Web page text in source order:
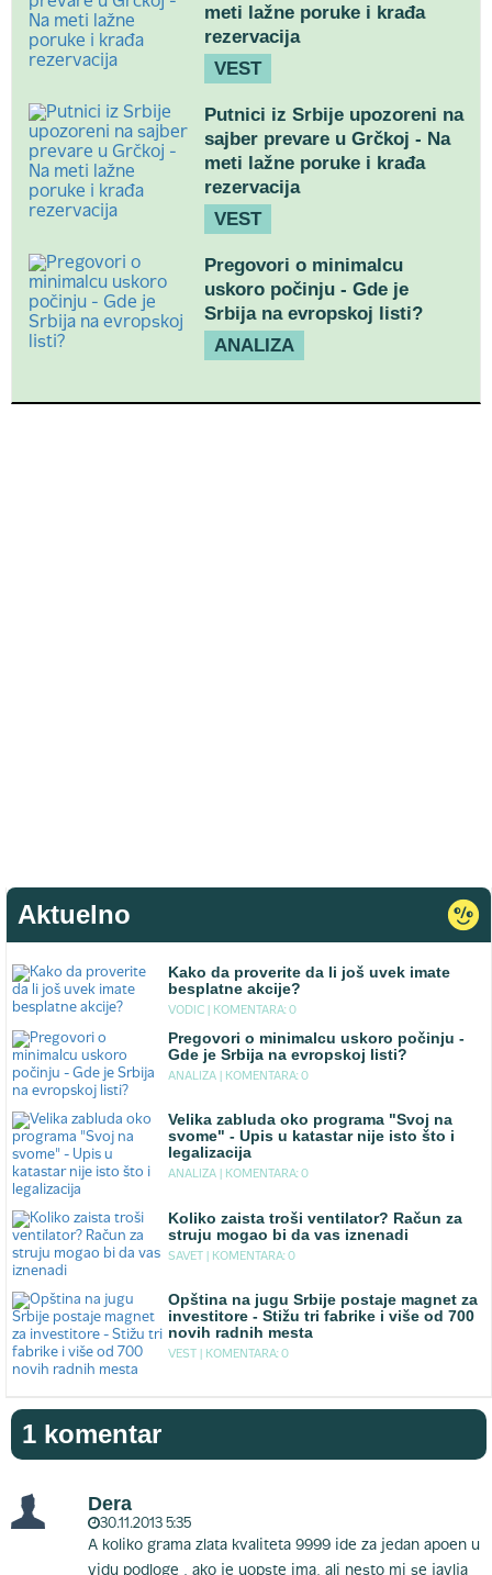
meti lažne poruke i krađa
rezervacija
VEST
Putnici iz Srbije upozoreni na
sajber prevare u Grčkoj - Na
meti lažne poruke i krađa
rezervacija
VEST
Pregovori o minimalcu
uskoro počinju - Gde je
Srbija na evropskoj listi?
ANALIZA
Aktuelno
Kako da proverite da li još uvek imate
besplatne akcije?
VODIC | KOMENTARA: 0
Pregovori o minimalcu uskoro počinju -
Gde je Srbija na evropskoj listi?
ANALIZA | KOMENTARA: 0
Velika zabluda oko programa "Svoj na
svome" - Upis u katastar nije isto što i
legalizacija
ANALIZA | KOMENTARA: 0
Koliko zaista troši ventilator? Račun za
struju mogao bi da vas iznenadi
SAVET | KOMENTARA: 0
Opština na jugu Srbije postaje magnet za
investitore - Stižu tri fabrike i više od 700
novih radnih mesta
VEST | KOMENTARA: 0
1 komentar
Dera
30.11.2013 5:35
A koliko grama zlata kvaliteta 9999 ide za jedan apoen u
vidu podloge , ako je uopste ima, ali nesto mi se javlja